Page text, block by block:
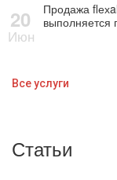
20
Июн
Продажа
выполняется
Все услуги
Статьи